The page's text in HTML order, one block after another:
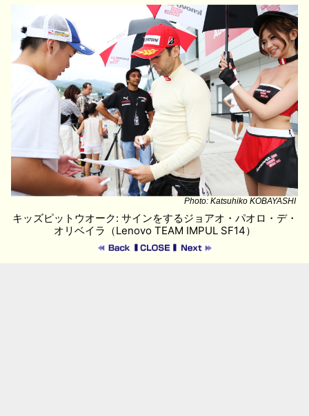
Photo: Katsuhiko KOBAYASHI
キッズピットウオーク: サインをするジョアオ・パオロ・デ・
オリベイラ（Lenovo TEAM IMPUL SF14）